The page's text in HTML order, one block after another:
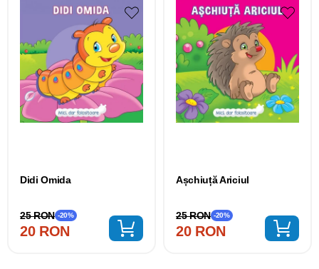
Didi Omida
20 RON
25 RON -20%
Așchiuță Ariciul
20 RON
25 RON -20%